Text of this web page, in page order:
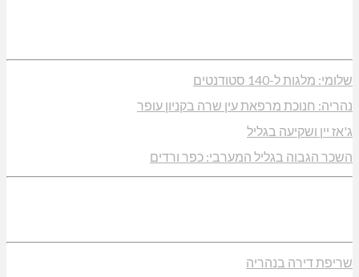
שלומי: מלגות ל-140 סטודנטים
נהריה: חנוכת מרפאת עין שרה בקניון עופר
ג'אז יין ושקיעה בגליל
השכר הגבוה בגליל המערבי: כפר ורדים
שריפת דירה בנהריה